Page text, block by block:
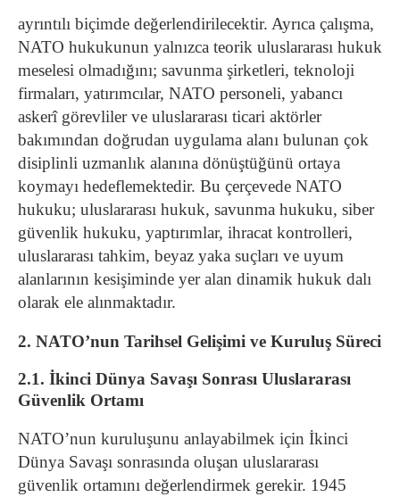
ayrıntılı biçimde değerlendirilecektir. Ayrıca çalışma,
NATO hukukunun yalnızca teorik uluslararası hukuk
meselesi olmadığını; savunma şirketleri, teknoloji
firmaları, yatırımcılar, NATO personeli, yabancı
askerî görevliler ve uluslararası ticari aktörler
bakımından doğrudan uygulama alanı bulunan çok
disiplinli uzmanlık alanına dönüştüğünü ortaya
koymayı hedeflemektedir. Bu çerçevede NATO
hukuku; uluslararası hukuk, savunma hukuku, siber
güvenlik hukuku, yaptırımlar, ihracat kontrolleri,
uluslararası tahkim, beyaz yaka suçları ve uyum
alanlarının kesişiminde yer alan dinamik hukuk dalı
olarak ele alınmaktadır.
2. NATO’nun Tarihsel Gelişimi ve Kuruluş Süreci
2.1. İkinci Dünya Savaşı Sonrası Uluslararası
Güvenlik Ortamı
NATO’nun kuruluşunu anlayabilmek için İkinci
Dünya Savaşı sonrasında oluşan uluslararası
güvenlik ortamını değerlendirmek gerekir. 1945